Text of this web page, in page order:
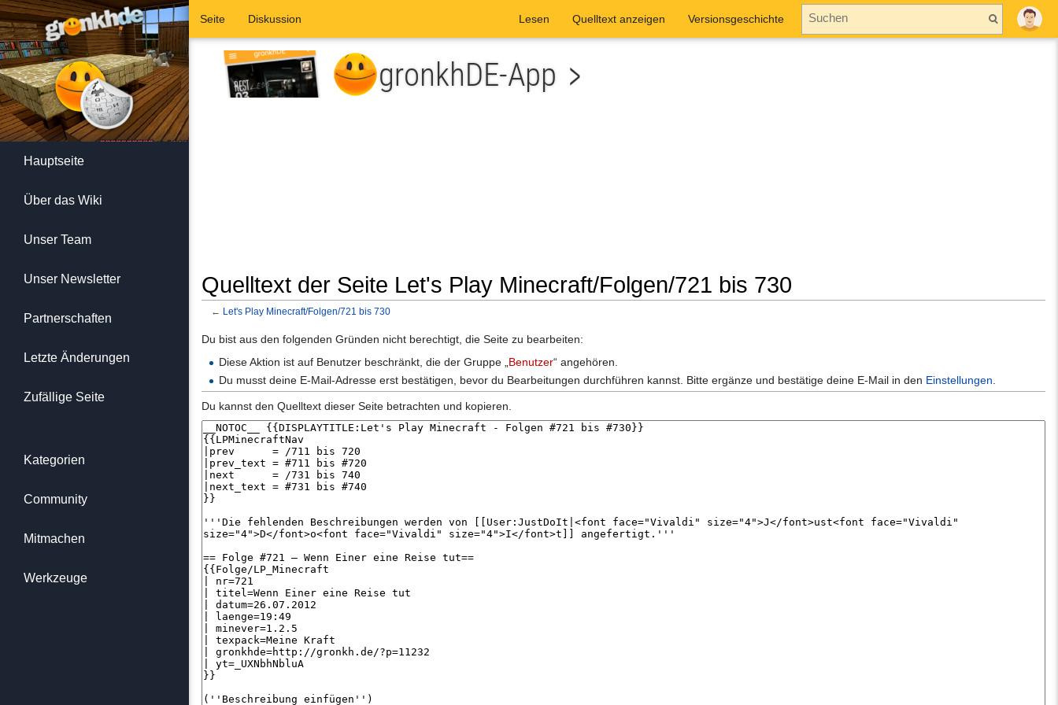
Quelltext der Seite Let's Play Minecraft/Folgen/721 bis 730
← Let's Play Minecraft/Folgen/721 bis 730
Du bist aus den folgenden Gründen nicht berechtigt, die Seite zu bearbeiten:
Diese Aktion ist auf Benutzer beschränkt, die der Gruppe „ Benutzer“ angehören.
Du musst deine E-Mail-Adresse erst bestätigen, bevor du Bearbeitungen durchführen kannst. Bitte ergänze und bestätige deine E-Mail in den Einstellungen
Du kannst den Quelltext dieser Seite betrachten und kopieren.
Seite Diskussion Lesen Quelltext anzeigen Versionsgeschichte
Hauptseite
Über das Wiki
Unser Team
Unser Newsletter
Partnerschaften
Letzte Änderungen
Zufällige Seite
Kategorien
Community
Mitmachen
Werkzeuge